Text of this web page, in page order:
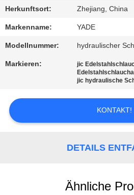
TRETEN
SIE
MIT
UNS
FORDERN
Herkunftsort: Zhejiang, China
Markenname: YADE
Modellnummer: hydraulischer
Markieren: jic
jic hydraulische
KONTAKT!
DETAILS
Ähnliche